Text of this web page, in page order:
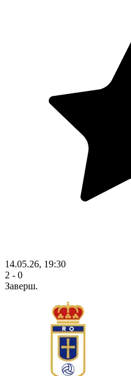
14.05.26, 19:30
2 - 0
Заверш.